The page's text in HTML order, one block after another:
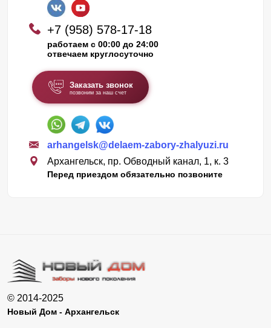
+7 (958) 578-17-18
работаем с 00:00 до 24:00
отвечаем круглосуточно
Заказать звонок
позвоним за наш счет
arhangelsk@delaem-zabory-zhalyuzi.ru
Архангельск, пр. Обводный канал, 1, к. 3
Перед приездом обязательно позвоните
© 2014-2025
Новый Дом - Архангельск